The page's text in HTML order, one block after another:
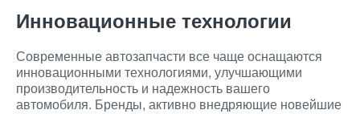
Инновационные технологии
Современные автозапчасти все чаще оснащаются
инновационными технологиями, улучшающими
производительность и надежность вашего
автомобиля. Бренды, активно внедряющие новейшие